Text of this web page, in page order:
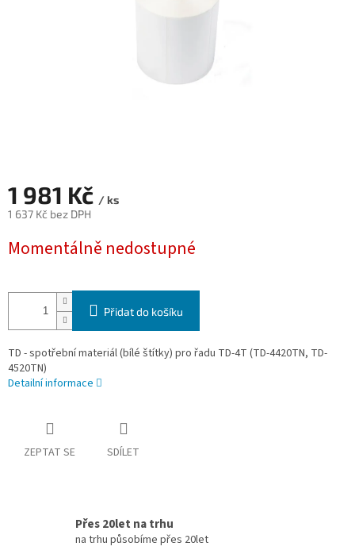
1 981 Kč / ks
1 637 Kč bez DPH
cena:
Momentálně nedostupné
Přidat do košíku
TD - spotřební materiál (bílé štítky) pro řadu TD-4T (TD-4420TN, TD-
4520TN)
Detailní informace
ZEPTAT SE SDÍLET
Přes 20let na trhu
na trhu působíme přes 20let